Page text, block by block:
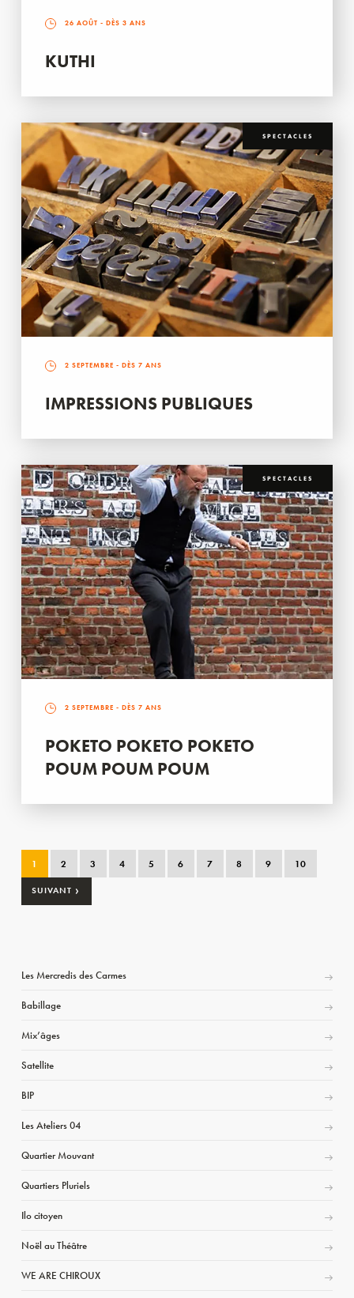
26 AOÛT - DÈS 3 ANS
KUTHI
SPECTACLES
2 SEPTEMBRE - DÈS 7 ANS
IMPRESSIONS PUBLIQUES
SPECTACLES
2 SEPTEMBRE - DÈS 7 ANS
POKETO POKETO POKETO
POUM POUM POUM
1 2 3 4 5 6 7 8 9 10
SUIVANT ›
Les Mercredis des Carmes
Babillage
Mix’âges
Satellite
BIP
Les Ateliers 04
Quartier Mouvant
Quartiers Pluriels
Ilo citoyen
Noël au Théâtre
WE ARE CHIROUX